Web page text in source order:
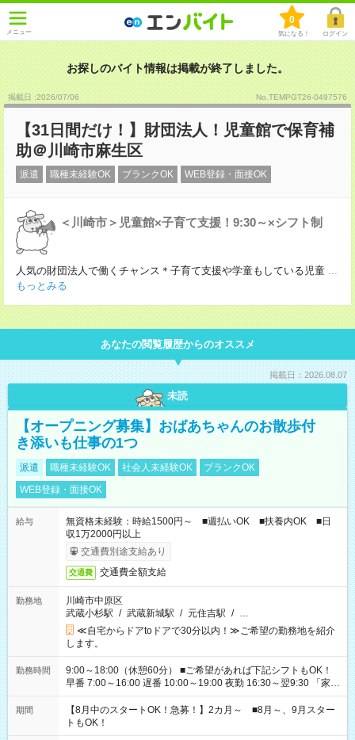
メニュー
0
気になる！ ログイン
お探しのバイト情報は掲載が終了しました。
掲載日 :2026/07/06 No.TEMPGT26-0497576
【31日間だけ！】財団法人！児童館で保育補
助＠川崎市麻生区
派遣 職種未経験OK ブランクOK WEB登録・面接OK
＜川崎市＞児童館×子育て支援！9:30～×シフト制
人気の財団法人で働くチャンス＊子育て支援や学童もしている児童 ...
もっとみる
あなたの閲覧履歴からのオススメ
掲載日：2026.08.07
未読
【オープニング募集】おばあちゃんのお散歩付
き添いも仕事の1つ
派遣 職種未経験OK 社会人未経験OK
ブランクOK
WEB登録・面接OK
給与
無資格未経験：時給1500円～ ■週払いOK ■扶養内OK ■日
収1万2000円以上
交通費別途支給あり
交通費 交通費全額支給
勤務地
川崎市中原区
武蔵小杉駅 / 武蔵新城駅 / 元住吉駅 / …
≪自宅からドアtoドアで30分以内！≫ご希望の勤務地を紹介
します。
勤務時間
9:00～18:00（休憩60分） ■ご希望があれば下記シフトもOK！
早番 7:00～16:00 遅番 10:00～19:00 夜勤 16:30～翌9:30 「家族
と休みを合わせたい」 「余裕を持って夕飯の準備がしたい」
「できれば残業はしたくない」 など、ご希望を教えてください
ね。 ※Wワーク希望の方へ 今ご覧のお仕事で希望する勤務時間
と、もう1つのお仕事の勤務時間。 合計で週40時間を超える場
期間
【8月中のスタートOK！急募！】2カ月～ ■8月～、9月スター
トもOK！